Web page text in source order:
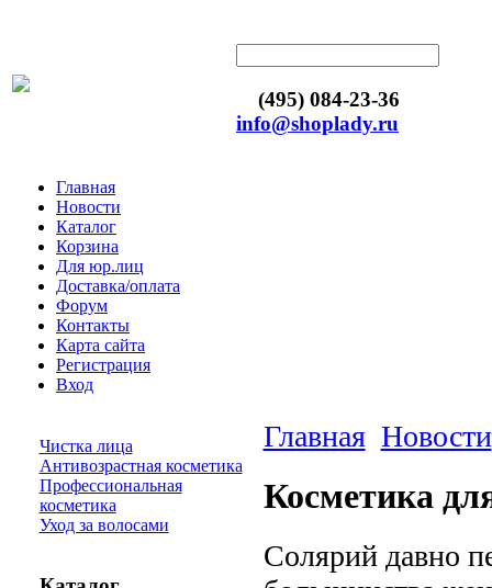
(495) 084-23-36
info@shoplady.ru
Главная
Новости
Каталог
Корзина
Для юр.лиц
Доставка/оплата
Форум
Контакты
Карта сайта
Регистрация
Вход
Чистка лица
Антивозрастная косметика
Профессиональная
косметика
Уход за волосами
Главная Новости
Косметика
Солярий давно